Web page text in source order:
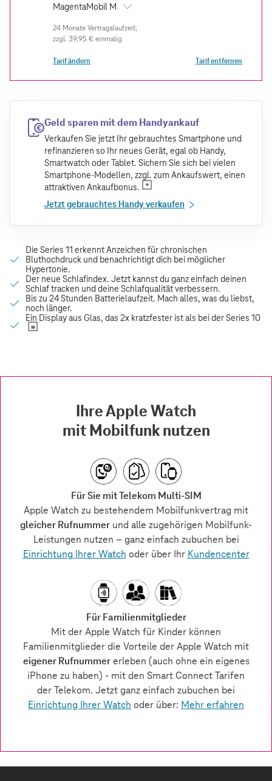
MagentaMobil M
zzgl. 39,95 € einmalig
Tarif ändern Tarif entfernen
Geld sparen mit dem Handyankauf
Verkaufen Sie jetzt Ihr gebrauchtes Smartphone und
refinanzieren so Ihr neues Gerät, egal ob Handy,
Smartwatch oder Tablet. Sichern Sie sich bei vielen
Smartphone-Modellen, zzgl. zum Ankaufswert, einen
attraktiven Ankaufbonus.
Jetzt gebrauchtes Handy verkaufen